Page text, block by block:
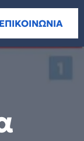
ΕΠΙΚΟΙΝΩΝΙΑ